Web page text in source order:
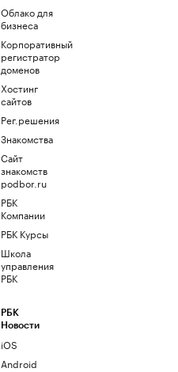
Облако для
бизнеса
Корпоративный
регистратор
доменов
Хостинг
сайтов
Рег.решения
Знакомства
Сайт
знакомств
podbor.ru
РБК
Компании
РБК Курсы
Школа
управления
РБК
РБК
Новости
iOS
Android